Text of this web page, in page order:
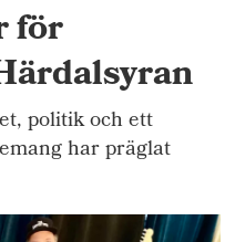
för
politik och ett
har präglat